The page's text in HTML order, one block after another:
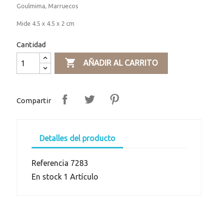
Goulmima, Marruecos
Mide 4.5 x 4.5 x 2 cm
Cantidad
 AÑADIR AL CARRITO
Compartir
Detalles del producto
Referencia 7283
En stock 1 Artículo